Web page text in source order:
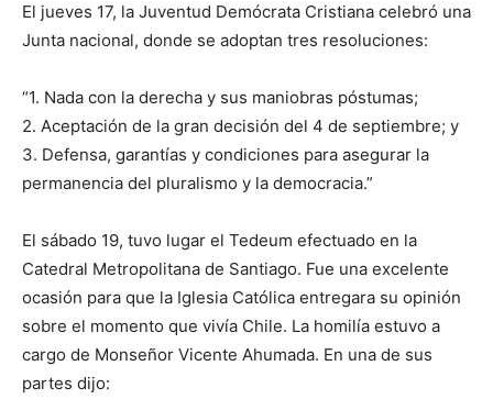
El jueves 17, la Juventud Demócrata Cristiana celebró una
Junta nacional, donde se adoptan tres resoluciones:
“1. Nada con la derecha y sus maniobras póstumas;
2. Aceptación de la gran decisión del 4 de septiembre; y
3. Defensa, garantías y condiciones para asegurar la
permanencia del pluralismo y la democracia.”
El sábado 19, tuvo lugar el Tedeum efectuado en la
Catedral Metropolitana de Santiago. Fue una excelente
ocasión para que la Iglesia Católica entregara su opinión
sobre el momento que vivía Chile. La homilía estuvo a
cargo de Monseñor Vicente Ahumada. En una de sus
partes dijo: